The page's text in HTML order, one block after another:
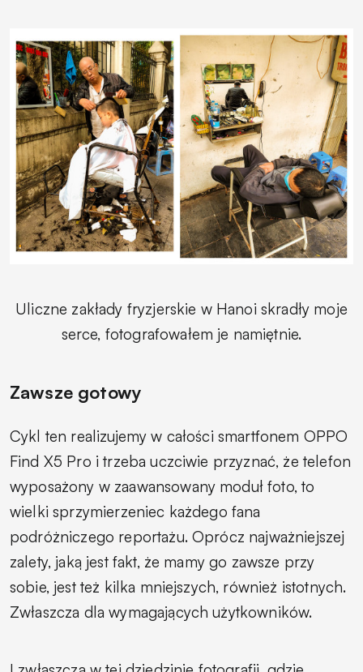
Uliczne zakłady fryzjerskie w Hanoi skradły moje
serce, fotografowałem je namiętnie.
Zawsze gotowy
Cykl ten realizujemy w całości smartfonem OPPO
Find X5 Pro i trzeba uczciwie przyznać, że telefon
wyposażony w zaawansowany moduł foto, to
wielki sprzymierzeniec każdego fana
podróżniczego reportażu. Oprócz najważniejszej
zalety, jaką jest fakt, że mamy go zawsze przy
sobie, jest też kilka mniejszych, również istotnych.
Zwłaszcza dla wymagających użytkowników.